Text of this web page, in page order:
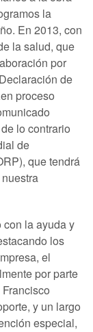
la
En 2013, con
la salud, que
por
de
proceso
lo contrario
de
que tendrá
con la ayuda y
los
el
por parte
y un largo
especial,